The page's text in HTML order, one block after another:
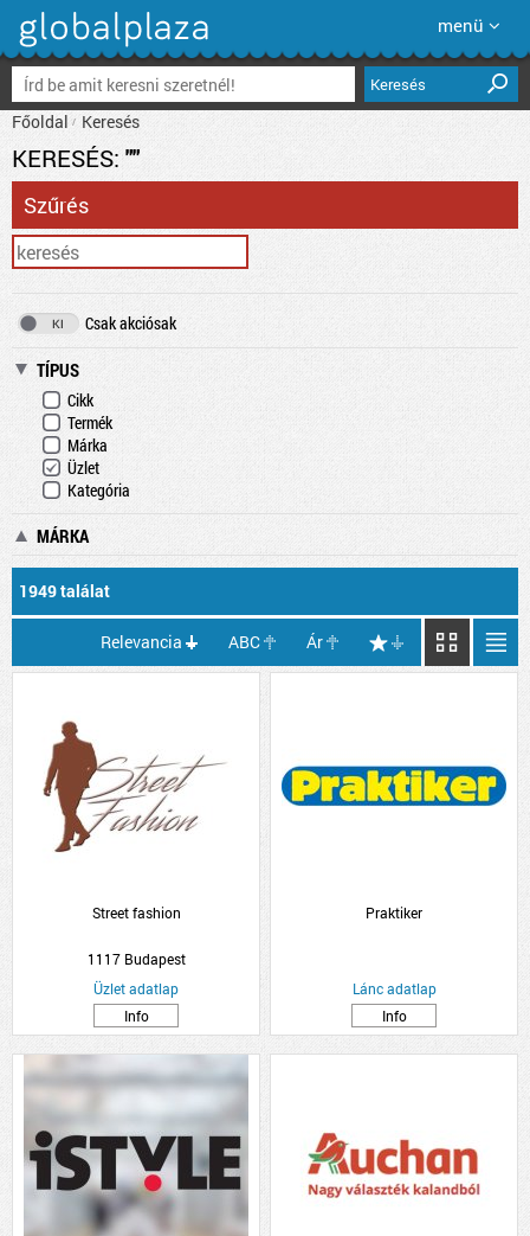
menü
Keresés
Főoldal Keresés
KERESÉS: ""
Szűrés
Csak akciósak
TÍPUS
Cikk
Termék
Márka
Üzlet
Kategória
MÁRKA
1949 találat
Relevancia ABC Ár
Street fashion
1117 Budapest
Üzlet adatlap
Info
Praktiker
Lánc adatlap
Info